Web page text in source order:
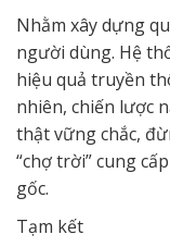
Nhằm xây dựng
người dùng. Hệ
hiệu quả truyền
nhiên, chiến lược
thật vững chắc,
“chợ trời” cung
gốc.
Tạm kết